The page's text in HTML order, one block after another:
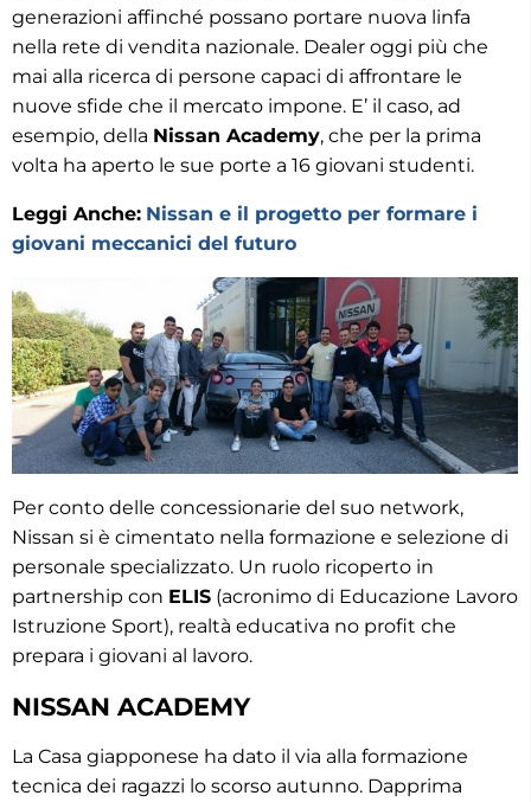
generazioni affinché possano portare nuova linfa
nella rete di vendita nazionale. Dealer oggi più che
mai alla ricerca di persone capaci di affrontare le
nuove sfide che il mercato impone. E’ il caso, ad
esempio, della Nissan Academy, che per la prima
volta ha aperto le sue porte a 16 giovani studenti.
Leggi Anche: Nissan e il progetto per formare i
giovani meccanici del futuro
Per conto delle concessionarie del suo network,
Nissan si è cimentato nella formazione e selezione di
personale specializzato. Un ruolo ricoperto in
partnership con ELIS (acronimo di Educazione Lavoro
Istruzione Sport), realtà educativa no profit che
prepara i giovani al lavoro.
NISSAN ACADEMY
La Casa giapponese ha dato il via alla formazione
tecnica dei ragazzi lo scorso autunno. Dapprima